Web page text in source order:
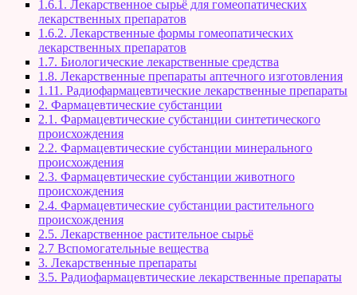
1.6.1. Лекарственное сырьё для гомеопатических
лекарственных препаратов
1.6.2. Лекарственные формы гомеопатических
лекарственных препаратов
1.7. Биологические лекарственные средства
1.8. Лекарственные препараты аптечного изготовления
1.11. Радиофармацевтические лекарственные препараты
2. Фармацевтические субстанции
2.1. Фармацевтические субстанции синтетического
происхождения
2.2. Фармацевтические субстанции минерального
происхождения
2.3. Фармацевтические субстанции животного
происхождения
2.4. Фармацевтические субстанции растительного
происхождения
2.5. Лекарственное растительное сырьё
2.7 Вспомогательные вещества
3. Лекарственные препараты
3.5. Радиофармацевтические лекарственные препараты